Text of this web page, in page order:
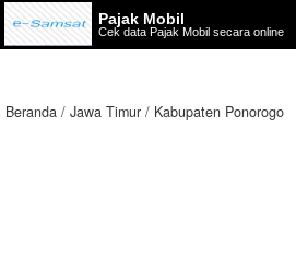
Pajak Mobil
Cek data Pajak Mobil secara online
Beranda Jawa Timur Kabupaten Ponorogo